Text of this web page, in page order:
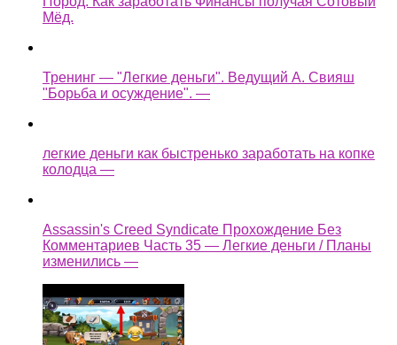
Мёд.
Тренинг — "Легкие деньги". Ведущий А. Свияш
"Борьба и осуждение". —
легкие деньги как быстренько заработать на копке
колодца —
Assassin's Creed Syndicate Прохождение Без
Комментариев Часть 35 — Легкие деньги / Планы
изменились —